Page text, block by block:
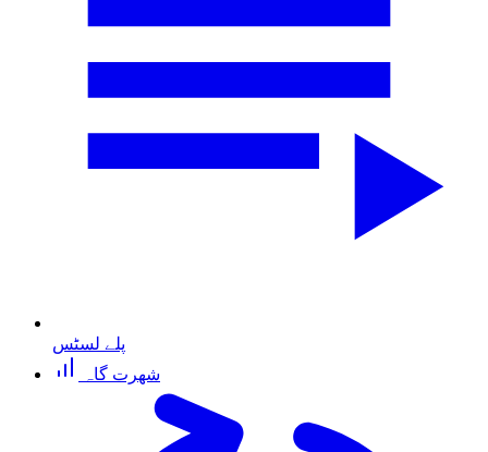
پلے لسٹس
شھرت گاہ